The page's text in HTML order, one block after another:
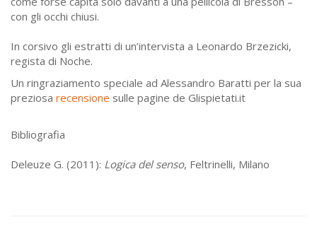
con gli occhi chiusi.
In corsivo gli estratti di un’intervista a Leonardo Brzezicki,
regista di Noche.
Un ringraziamento speciale ad Alessandro Baratti per la sua
preziosa recensione sulle pagine de Glispietati.it
Bibliografia
Deleuze G. (2011): Logica del senso, Feltrinelli, Milano